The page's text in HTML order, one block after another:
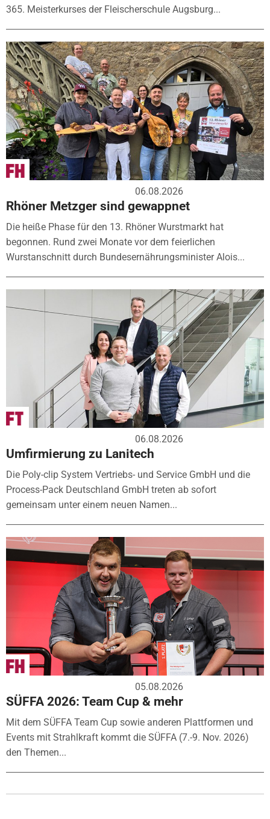
365. Meisterkurses der Fleischerschule Augsburg...
06.08.2026
Rhöner Metzger sind gewappnet
Die heiße Phase für den 13. Rhöner Wurstmarkt hat
begonnen. Rund zwei Monate vor dem feierlichen
Wurstanschnitt durch Bundesernährungsminister Alois...
06.08.2026
Umfirmierung zu Lanitech
Die Poly-clip System Vertriebs- und Service GmbH und die
Process-Pack Deutschland GmbH treten ab sofort
gemeinsam unter einem neuen Namen...
05.08.2026
SÜFFA 2026: Team Cup & mehr
Mit dem SÜFFA Team Cup sowie anderen Plattformen und
Events mit Strahlkraft kommt die SÜFFA (7.-9. Nov. 2026)
den Themen...